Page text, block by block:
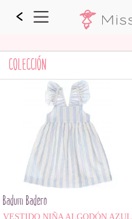
COLECCIÓN
Badum Badero
VESTIDO NIÑA ALGODÓN AZUL